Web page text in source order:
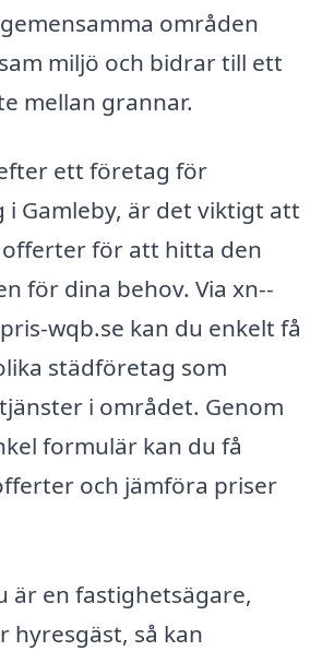
områden
miljö och bidrar till ett
mellan grannar.
ett företag för
Gamleby, är det viktigt att
för att hitta den
för dina behov. Via xn--
wqb.se kan du enkelt få
städföretag som
i området. Genom
formulär kan du få
och jämföra priser
är en fastighetsägare,
hyresgäst, så kan